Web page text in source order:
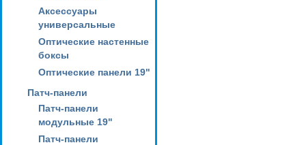
Аксессуары
универсальные
Оптические настенные
боксы
Оптические панели 19"
Патч-панели
Патч-панели
модульные 19"
Патч-панели